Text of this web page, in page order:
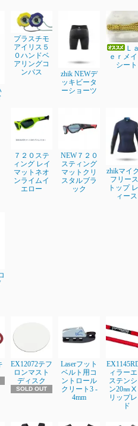
プラスチモ
アイリス５
０ハンドベ
アリングコ
ンパス
zhik NEWデ
ッキビータ
ーショーツ
Ｌ
ｅｒメ
シート
７２０ステ
ィング レイ
マットネオ
ンライムイ
エロー
NEW７２０
スティング
マットクリ
スタルブラ
ック
zhikマイ
フリー
トップ
ィース
EX12072テフ
ロンマスト
ディスク
SOLD OUT
Laserフット
ベルト用コ
ントロール
クリート3 -
4mm
ィラーエ
ステンシ
ン20㎜
リップレ
ド